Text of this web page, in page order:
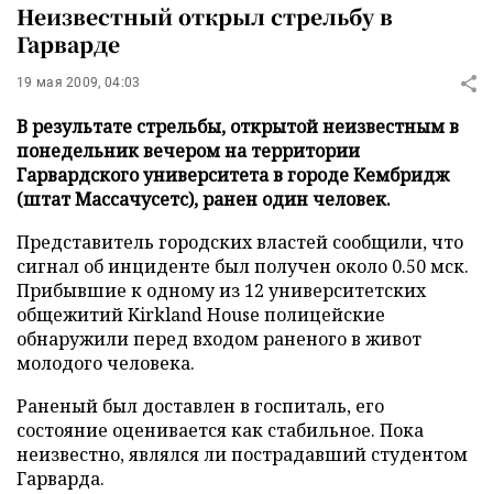
Неизвестный открыл стрельбу в
Гарварде
19 мая 2009, 04:03
В результате стрельбы, открытой неизвестным в
понедельник вечером на территории
Гарвардского университета в городе Кембридж
(штат Массачусетс), ранен один человек.
Представитель городских властей сообщили, что
сигнал об инциденте был получен около 0.50 мск.
Прибывшие к одному из 12 университетских
общежитий Kirkland House полицейские
обнаружили перед входом раненого в живот
молодого человека.
Раненый был доставлен в госпиталь, его
состояние оценивается как стабильное. Пока
неизвестно, являлся ли пострадавший студентом
Гарварда.